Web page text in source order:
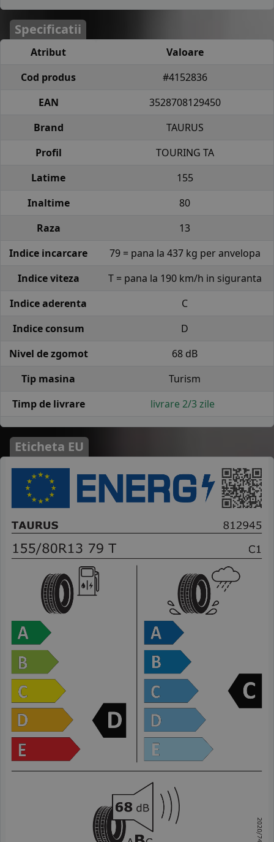
Specificatii
Atribut
Valoare
Cod produs
#4152836
EAN
3528708129450
Brand
TAURUS
Profil
TOURING TA
Latime
155
Inaltime
80
Raza
13
Indice incarcare
79 = pana la 437 kg per anvelopa
Indice viteza
T = pana la 190 km/h in siguranta
Indice aderenta
C
Indice consum
D
Nivel de zgomot
68 dB
Tip masina
Turism
Timp de livrare
livrare 2/3 zile
Eticheta EU